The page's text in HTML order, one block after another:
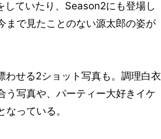
していたり、Season2にも登場し
まで見たことのない源太郎の姿が
せる2ショット写真も。調理白衣
う写真や、パーティー大好きイケ
っている。